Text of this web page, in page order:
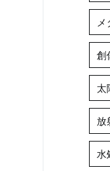
創
太
放
水